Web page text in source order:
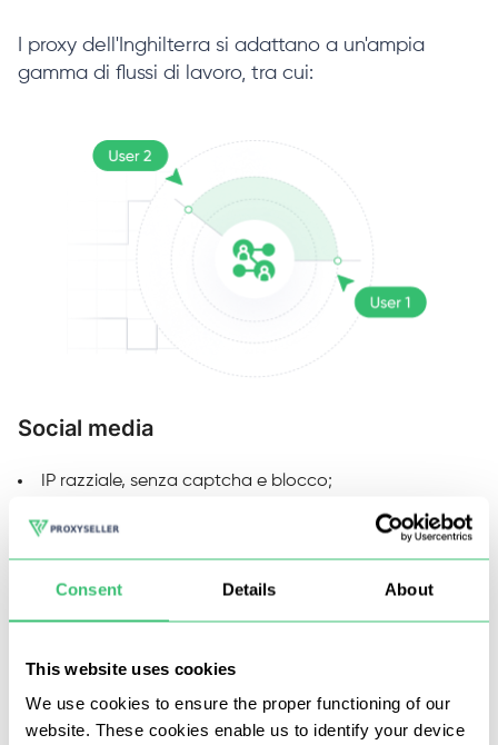
Consent Details About
This website uses cookies
We use cookies to ensure the proper functioning of our
website. These cookies enable us to identify your device
I proxy dell'Inghilterra si adattano a un'ampia
gamma di flussi di lavoro, tra cui:
Social media
IP razziale, senza captcha e blocco;
Analisi e imbrogli multi-thread;
Commento e completamento automatico